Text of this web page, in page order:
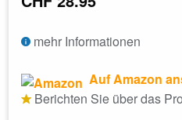
mehr Informationen
Auf Amazon
Berichten Sie über das